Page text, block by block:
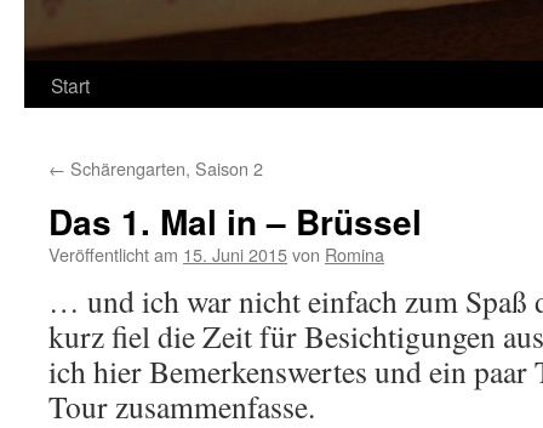
Start
← Schärengarten, Saison 2
Das 1. Mal in – Brüssel
Veröffentlicht am 15. Juni 2015von Romina
… und ich war nicht einfach zum Spaß
kurz fiel die Zeit für Besichtigungen
ich hier Bemerkenswertes und ein
Tour zusammenfasse.